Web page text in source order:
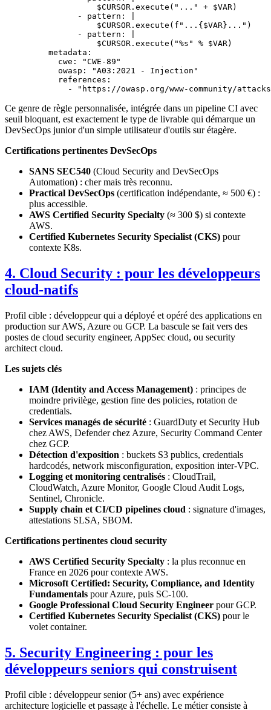
              $CURSOR.execute("..." + $VAR)
          -
pattern :
              $CURSOR.execute(f"...{$VAR}...")
          -
pattern :
              $CURSOR.execute("%s" % $VAR)
    metadata
:
      cwe
:
"CWE-89"
      owasp
:
"A03:2021 - Injection"
      references
:
        -
"https://owasp.org/www-community/
Ce genre de règle personnalisée, intégrée dans un pipeline CI avec
seuil bloquant, est exactement le type de livrable qui démarque un
DevSecOps junior d'un simple utilisateur d'outils sur étagère.
Certifications pertinentes DevSecOps
SANS SEC540 (Cloud Security and DevSecOps
Automation) : cher mais très reconnu.
Practical DevSecOps (certification indépendante, ≈ 500 €) :
plus accessible.
AWS Certified Security Specialty (≈ 300 $) si contexte
AWS.
Certified Kubernetes Security Specialist (CKS) pour
contexte K8s.
4. Cloud Security : pour les développeurs
cloud-natifs
Profil cible : développeur qui a déployé et opéré des applications en
production sur AWS, Azure ou GCP. La bascule se fait vers des
postes de cloud security engineer, AppSec cloud, ou security
architect cloud.
Les sujets clés
IAM (Identity and Access Management) : principes de
moindre privilège, gestion fine des policies, rotation de
credentials.
Services managés de sécurité : GuardDuty et Security Hub
chez AWS, Defender chez Azure, Security Command Center
chez GCP.
Détection d'exposition : buckets S3 publics, credentials
hardcodés, network misconfiguration, exposition inter-VPC.
Logging et monitoring centralisés : CloudTrail,
CloudWatch, Azure Monitor, Google Cloud Audit Logs,
Sentinel, Chronicle.
Supply chain et CI/CD pipelines cloud : signature d'images,
attestations SLSA, SBOM.
Certifications pertinentes cloud security
AWS Certified Security Specialty : la plus reconnue en
France en 2026 pour contexte AWS.
Microsoft Certified: Security, Compliance, and Identity
Fundamentals pour Azure, puis SC-100.
Google Professional Cloud Security Engineer pour GCP.
Certified Kubernetes Security Specialist (CKS) pour le
volet container.
5. Security Engineering : pour les
développeurs seniors qui construisent
Profil cible : développeur senior (5+ ans) avec expérience
architecture logicielle et passage à l'échelle. Le métier consiste à